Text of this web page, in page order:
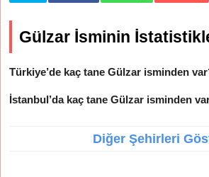
Gülzar İsminin
Türkiye’de kaç tane Gülzar isminden
İstanbul’da kaç tane Gülzar isminden
Diğer Şehirleri